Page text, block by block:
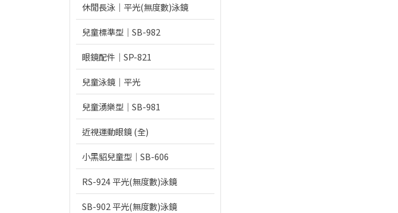
休閒長泳｜平光(無度數)泳鏡
兒童標準型｜SB-982
眼鏡配件｜SP-821
兒童泳鏡｜平光
兒童湧樂型｜SB-981
近視運動眼鏡 (全)
小黑貂兒童型｜SB-606
RS-924 平光(無度數)泳鏡
SB-902 平光(無度數)泳鏡